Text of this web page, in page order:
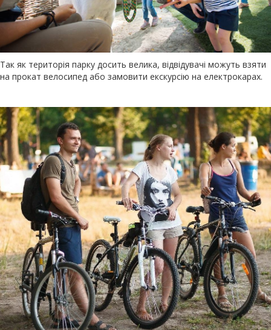
Так як територія парку досить велика, відвідувачі можуть взяти
на прокат велосипед або замовити екскурсію на електрокарах.